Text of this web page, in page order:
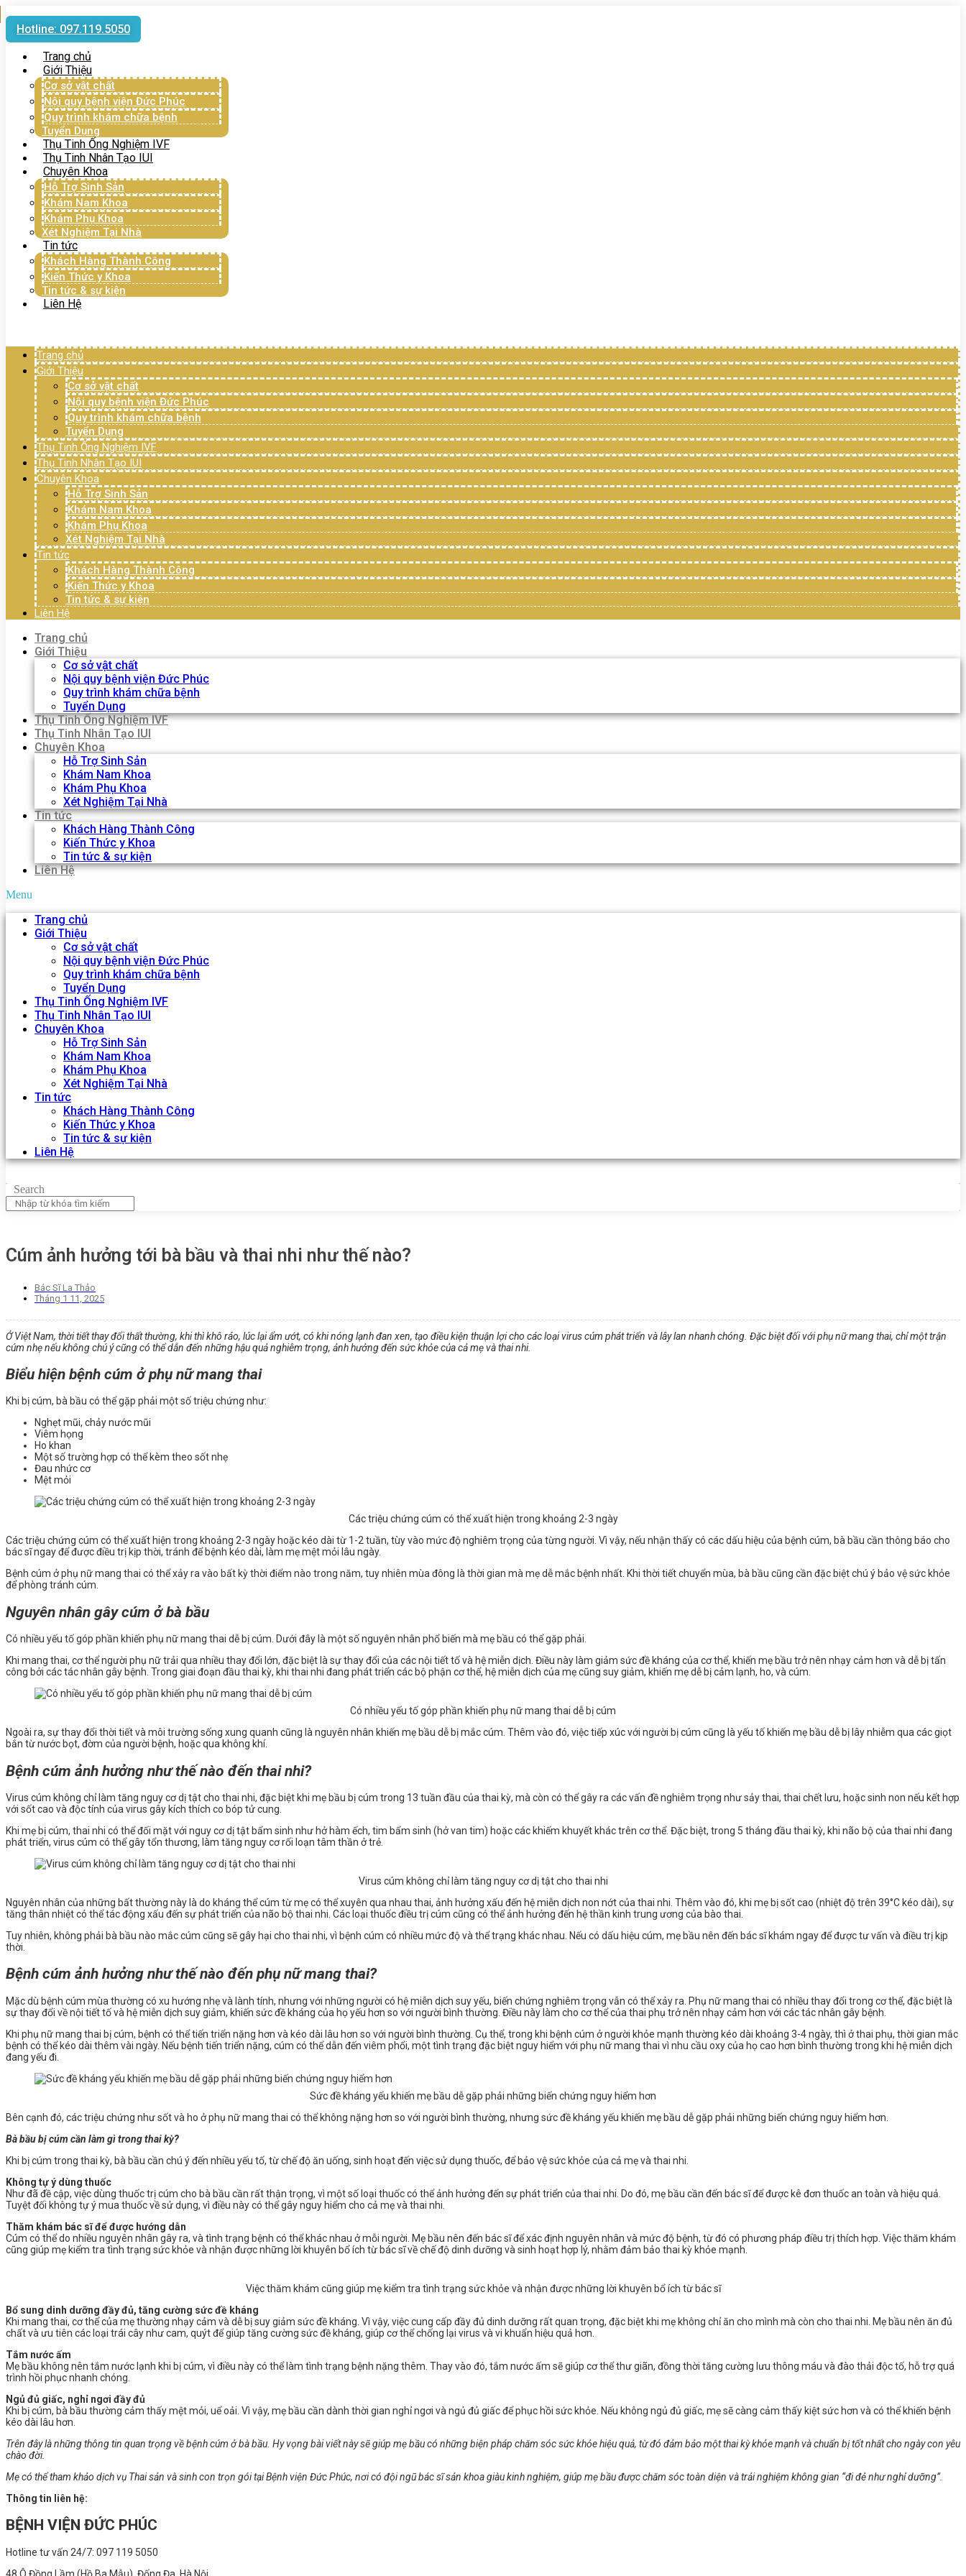
Hotline: 097.119.5050
Trang chủ
Giới Thiệu
Cơ sở vật chất
Nội quy bệnh viện Đức Phúc
Quy trình khám chữa bệnh
Tuyển Dụng
Thụ Tinh Ống Nghiệm IVF
Thụ Tinh Nhân Tạo IUI
Chuyên Khoa
Hỗ Trợ Sinh Sản
Khám Nam Khoa
Khám Phụ Khoa
Xét Nghiệm Tại Nhà
Tin tức
Khách Hàng Thành Công
Kiến Thức y Khoa
Tin tức & sự kiện
Liên Hệ
Trang chủ
Giới Thiệu
Cơ sở vật chất
Nội quy bệnh viện Đức Phúc
Quy trình khám chữa bệnh
Tuyển Dụng
Thụ Tinh Ống Nghiệm IVF
Thụ Tinh Nhân Tạo IUI
Chuyên Khoa
Hỗ Trợ Sinh Sản
Khám Nam Khoa
Khám Phụ Khoa
Xét Nghiệm Tại Nhà
Tin tức
Khách Hàng Thành Công
Kiến Thức y Khoa
Tin tức & sự kiện
Liên Hệ
Trang chủ
Giới Thiệu
Cơ sở vật chất
Nội quy bệnh viện Đức Phúc
Quy trình khám chữa bệnh
Tuyển Dụng
Thụ Tinh Ống Nghiệm IVF
Thụ Tinh Nhân Tạo IUI
Chuyên Khoa
Hỗ Trợ Sinh Sản
Khám Nam Khoa
Khám Phụ Khoa
Xét Nghiệm Tại Nhà
Tin tức
Khách Hàng Thành Công
Kiến Thức y Khoa
Tin tức & sự kiện
Liên Hệ
Menu
Trang chủ
Giới Thiệu
Cơ sở vật chất
Nội quy bệnh viện Đức Phúc
Quy trình khám chữa bệnh
Tuyển Dụng
Thụ Tinh Ống Nghiệm IVF
Thụ Tinh Nhân Tạo IUI
Chuyên Khoa
Hỗ Trợ Sinh Sản
Khám Nam Khoa
Khám Phụ Khoa
Xét Nghiệm Tại Nhà
Tin tức
Khách Hàng Thành Công
Kiến Thức y Khoa
Tin tức & sự kiện
Liên Hệ
Search
Cúm ảnh hưởng tới bà bầu và thai nhi như thế nào?
Bác Sĩ La Thảo
Tháng 1 11, 2025
Ở Việt Nam, thời tiết thay đổi thất thường, khi thì khô ráo, lúc lại ẩm ướt, có khi nóng lạnh đan xen, tạo điều kiện thuận lợi cho các loại virus cúm phát triển và lây lan nhanh chóng. Đặc biệt đối với phụ nữ mang thai, chỉ một trận
cúm nhẹ nếu không chú ý cũng có thể dẫn đến những hậu quả nghiêm trọng, ảnh hưởng đến sức khỏe của cả mẹ và thai nhi.
Biểu hiện bệnh cúm ở phụ nữ mang thai
Khi bị cúm, bà bầu có thể gặp phải một số triệu chứng như:
Nghẹt mũi, chảy nước mũi
Viêm họng
Ho khan
Một số trường hợp có thể kèm theo sốt nhẹ
Đau nhức cơ
Mệt mỏi
Các triệu chứng cúm có thể xuất hiện trong khoảng 2-3 ngày
Các triệu chứng cúm có thể xuất hiện trong khoảng 2-3 ngày hoặc kéo dài từ 1-2 tuần, tùy vào mức độ nghiêm trọng của từng người. Vì vậy, nếu nhận thấy có các dấu hiệu của bệnh cúm, bà bầu cần thông báo cho
bác sĩ ngay để được điều trị kịp thời, tránh để bệnh kéo dài, làm mẹ mệt mỏi lâu ngày.
Bệnh cúm ở phụ nữ mang thai có thể xảy ra vào bất kỳ thời điểm nào trong năm, tuy nhiên mùa đông là thời gian mà mẹ dễ mắc bệnh nhất. Khi thời tiết chuyển mùa, bà bầu cũng cần đặc biệt chú ý bảo vệ sức khỏe
để phòng tránh cúm.
Nguyên nhân gây cúm ở bà bầu
Có nhiều yếu tố góp phần khiến phụ nữ mang thai dễ bị cúm. Dưới đây là một số nguyên nhân phổ biến mà mẹ bầu có thể gặp phải.
Khi mang thai, cơ thể người phụ nữ trải qua nhiều thay đổi lớn, đặc biệt là sự thay đổi của các nội tiết tố và hệ miễn dịch. Điều này làm giảm sức đề kháng của cơ thể, khiến mẹ bầu trở nên nhạy cảm hơn và dễ bị tấn
công bởi các tác nhân gây bệnh. Trong giai đoạn đầu thai kỳ, khi thai nhi đang phát triển các bộ phận cơ thể, hệ miễn dịch của mẹ cũng suy giảm, khiến mẹ dễ bị cảm lạnh, ho, và cúm.
Có nhiều yếu tố góp phần khiến phụ nữ mang thai dễ bị cúm
Ngoài ra, sự thay đổi thời tiết và môi trường sống xung quanh cũng là nguyên nhân khiến mẹ bầu dễ bị mắc cúm. Thêm vào đó, việc tiếp xúc với người bị cúm cũng là yếu tố khiến mẹ bầu dễ bị lây nhiễm qua các giọt
bắn từ nước bọt, đờm của người bệnh, hoặc qua không khí.
Bệnh cúm ảnh hưởng như thế nào đến thai nhi?
Virus cúm không chỉ làm tăng nguy cơ dị tật cho thai nhi, đặc biệt khi mẹ bầu bị cúm trong 13 tuần đầu của thai kỳ, mà còn có thể gây ra các vấn đề nghiêm trọng như sảy thai, thai chết lưu, hoặc sinh non nếu kết hợp
với sốt cao và độc tính của virus gây kích thích co bóp tử cung.
Khi mẹ bị cúm, thai nhi có thể đối mặt với nguy cơ dị tật bẩm sinh như hở hàm ếch, tim bẩm sinh (hở van tim) hoặc các khiếm khuyết khác trên cơ thể. Đặc biệt, trong 5 tháng đầu thai kỳ, khi não bộ của thai nhi đang
phát triển, virus cúm có thể gây tổn thương, làm tăng nguy cơ rối loạn tâm thần ở trẻ.
Virus cúm không chỉ làm tăng nguy cơ dị tật cho thai nhi
Nguyên nhân của những bất thường này là do kháng thể cúm từ mẹ có thể xuyên qua nhau thai, ảnh hưởng xấu đến hệ miễn dịch non nớt của thai nhi. Thêm vào đó, khi mẹ bị sốt cao (nhiệt độ trên 39°C kéo dài), sự
tăng thân nhiệt có thể tác động xấu đến sự phát triển của não bộ thai nhi. Các loại thuốc điều trị cúm cũng có thể ảnh hưởng đến hệ thần kinh trung ương của bào thai.
Tuy nhiên, không phải bà bầu nào mắc cúm cũng sẽ gây hại cho thai nhi, vì bệnh cúm có nhiều mức độ và thể trạng khác nhau. Nếu có dấu hiệu cúm, mẹ bầu nên đến bác sĩ khám ngay để được tư vấn và điều trị kịp
thời.
Bệnh cúm ảnh hưởng như thế nào đến phụ nữ mang thai?
Mặc dù bệnh cúm mùa thường có xu hướng nhẹ và lành tính, nhưng với những người có hệ miễn dịch suy yếu, biến chứng nghiêm trọng vẫn có thể xảy ra. Phụ nữ mang thai có nhiều thay đổi trong cơ thể, đặc biệt là
sự thay đổi về nội tiết tố và hệ miễn dịch suy giảm, khiến sức đề kháng của họ yếu hơn so với người bình thường. Điều này làm cho cơ thể của thai phụ trở nên nhạy cảm hơn với các tác nhân gây bệnh.
Khi phụ nữ mang thai bị cúm, bệnh có thể tiến triển nặng hơn và kéo dài lâu hơn so với người bình thường. Cụ thể, trong khi bệnh cúm ở người khỏe mạnh thường kéo dài khoảng 3-4 ngày, thì ở thai phụ, thời gian mắc
bệnh có thể kéo dài thêm vài ngày. Nếu bệnh tiến triển nặng, cúm có thể dẫn đến viêm phổi, một tình trạng đặc biệt nguy hiểm với phụ nữ mang thai vì nhu cầu oxy của họ cao hơn bình thường trong khi hệ miễn dịch
đang yếu đi.
Sức đề kháng yếu khiến mẹ bầu dễ gặp phải những biến chứng nguy hiểm hơn
Bên cạnh đó, các triệu chứng như sốt và ho ở phụ nữ mang thai có thể không nặng hơn so với người bình thường, nhưng sức đề kháng yếu khiến mẹ bầu dễ gặp phải những biến chứng nguy hiểm hơn.
Bà bầu bị cúm cần làm gì trong thai kỳ?
Khi bị cúm trong thai kỳ, bà bầu cần chú ý đến nhiều yếu tố, từ chế độ ăn uống, sinh hoạt đến việc sử dụng thuốc, để bảo vệ sức khỏe của cả mẹ và thai nhi.
Không tự ý dùng thuốc
Như đã đề cập, việc dùng thuốc trị cúm cho bà bầu cần rất thận trọng, vì một số loại thuốc có thể ảnh hưởng đến sự phát triển của thai nhi. Do đó, mẹ bầu cần đến bác sĩ để được kê đơn thuốc an toàn và hiệu quả.
Tuyệt đối không tự ý mua thuốc về sử dụng, vì điều này có thể gây nguy hiểm cho cả mẹ và thai nhi.
Thăm khám bác sĩ để được hướng dẫn
Cúm có thể do nhiều nguyên nhân gây ra, và tình trạng bệnh có thể khác nhau ở mỗi người. Mẹ bầu nên đến bác sĩ để xác định nguyên nhân và mức độ bệnh, từ đó có phương pháp điều trị thích hợp. Việc thăm khám
cũng giúp mẹ kiểm tra tình trạng sức khỏe và nhận được những lời khuyên bổ ích từ bác sĩ về chế độ dinh dưỡng và sinh hoạt hợp lý, nhằm đảm bảo thai kỳ khỏe mạnh.
Việc thăm khám cũng giúp mẹ kiểm tra tình trạng sức khỏe và nhận được những lời khuyên bổ ích từ bác sĩ
Bổ sung dinh dưỡng đầy đủ, tăng cường sức đề kháng
Khi mang thai, cơ thể của mẹ thường nhạy cảm và dễ bị suy giảm sức đề kháng. Vì vậy, việc cung cấp đầy đủ dinh dưỡng rất quan trọng, đặc biệt khi mẹ không chỉ ăn cho mình mà còn cho thai nhi. Mẹ bầu nên ăn đủ
chất và ưu tiên các loại trái cây như cam, quýt để giúp tăng cường sức đề kháng, giúp cơ thể chống lại virus và vi khuẩn hiệu quả hơn.
Tắm nước ấm
Mẹ bầu không nên tắm nước lạnh khi bị cúm, vì điều này có thể làm tình trạng bệnh nặng thêm. Thay vào đó, tắm nước ấm sẽ giúp cơ thể thư giãn, đồng thời tăng cường lưu thông máu và đào thải độc tố, hỗ trợ quá
trình hồi phục nhanh chóng.
Ngủ đủ giấc, nghỉ ngơi đầy đủ
Khi bị cúm, bà bầu thường cảm thấy mệt mỏi, uể oải. Vì vậy, mẹ bầu cần dành thời gian nghỉ ngơi và ngủ đủ giấc để phục hồi sức khỏe. Nếu không ngủ đủ giấc, mẹ sẽ càng cảm thấy kiệt sức hơn và có thể khiến bệnh
kéo dài lâu hơn.
Trên đây là những thông tin quan trọng về bệnh cúm ở bà bầu. Hy vọng bài viết này sẽ giúp mẹ bầu có những biện pháp chăm sóc sức khỏe hiệu quả, từ đó đảm bảo một thai kỳ khỏe mạnh và chuẩn bị tốt nhất cho ngày con yêu
chào đời.
Mẹ có thể tham khảo dịch vụ Thai sản và sinh con trọn gói tại Bệnh viện Đức Phúc, nơi có đội ngũ bác sĩ sản khoa giàu kinh nghiệm, giúp mẹ bầu được chăm sóc toàn diện và trải nghiệm không gian “đi đẻ như nghỉ dưỡng”.
Thông tin liên hệ:
BỆNH VIỆN ĐỨC PHÚC
Hotline tư vấn 24/7: 097 119 5050
48 Ô Đồng Lầm (Hồ Ba Mẫu), Đống Đa, Hà Nội